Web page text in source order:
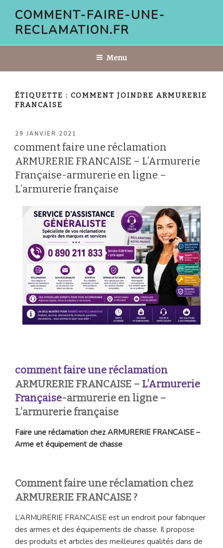
contenu
COMMENT-FAIRE-UNE-
RECLAMATION.FR
Menu
ÉTIQUETTE : COMMENT JOINDRE ARMURERIE
FRANCAISE
PUBLIÉ
29 JANVIER 2021
comment faire une réclamation
ARMURERIE FRANCAISE – L’Armurerie
Française-armurerie en ligne –
L’armurerie française
comment faire une réclamation
ARMURERIE FRANCAISE – L’Armurerie
Française-armurerie en ligne –
L’armurerie française
Faire une réclamation chez ARMURERIE FRANCAISE –
Arme et équipement de chasse
Comment faire une réclamation chez
ARMURERIE FRANCAISE ?
L’ARMURERIE FRANCAISE est un endroit pour fabriquer
des armes et des équipements de chasse. Il propose
des produits et articles des meilleures qualités dans de